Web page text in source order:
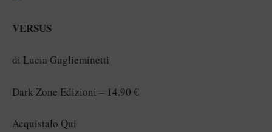
VERSUS
di Lucia Guglieminetti
Dark Zone Edizioni – 14.90 €
Acquistalo Qui